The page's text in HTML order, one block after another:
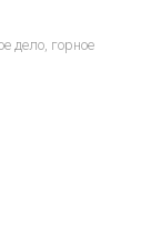
дело, горное